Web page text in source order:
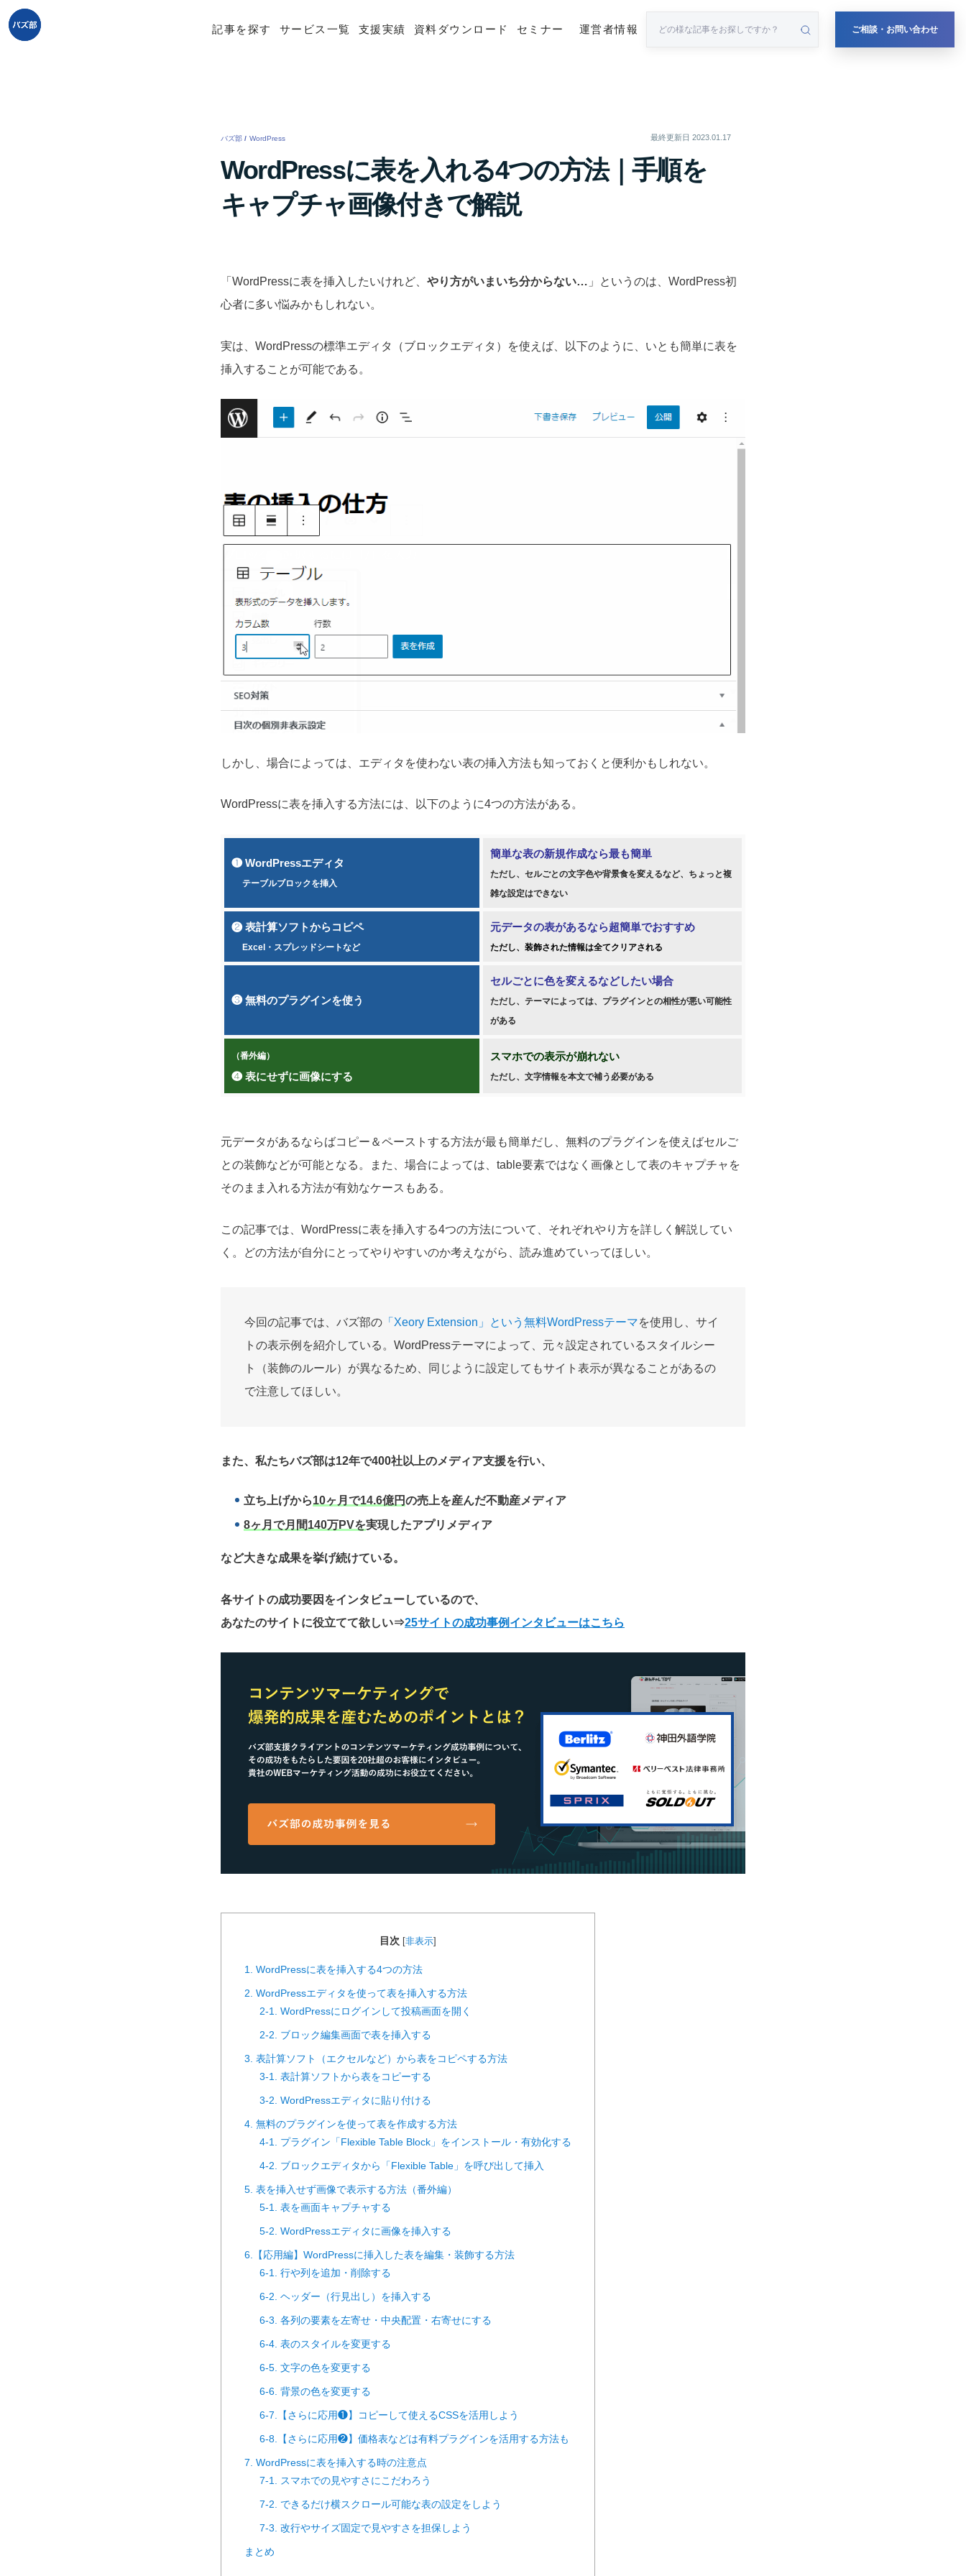
記事を探す サービス一覧 支援実績 資料ダウンロード セミナー 運営者情報 ご相談・お問い合わせ
バズ部 / WordPress 最終更新日 2023.01.17
WordPressに表を入れる4つの方法｜手順を
キャプチャ画像付きで解説
「WordPressに表を挿入したいけれど、 やり方がいまいち分からない… 」というのは、WordPress初
心者に多い悩みかもしれない。
実は、WordPressの標準エディタ（ブロックエディタ）を使えば、以下のように、いとも簡単に表を
挿入することが可能である。
しかし、場合によっては、エディタを使わない表の挿入方法も知っておくと便利かもしれない。
WordPressに表を挿入する方法には、以下のように4つの方法がある。
❶ WordPressエディタ
テーブルブロックを挿入
簡単な表の新規作成なら最も簡単
ただし、セルごとの文字色や背景食を変えるなど、ちょっと複
雑な設定はできない
❷ 表計算ソフトからコピペ
Excel・スプレッドシートなど
元データの表があるなら超簡単でおすすめ
ただし、装飾された情報は全てクリアされる
❸ 無料のプラグインを使う
セルごとに色を変えるなどしたい場合
ただし、テーマによっては、プラグインとの相性が悪い可能性
がある
（番外編）
❹ 表にせずに画像にする
スマホでの表示が崩れない
ただし、文字情報を本文で補う必要がある
元データがあるならばコピー＆ペーストする方法が最も簡単だし、無料のプラグインを使えばセルご
との装飾などが可能となる。また、場合によっては、table要素ではなく画像として表のキャプチャを
そのまま入れる方法が有効なケースもある。
この記事では、WordPressに表を挿入する4つの方法について、それぞれやり方を詳しく解説してい
く。どの方法が自分にとってやりやすいのか考えながら、読み進めていってほしい。
今回の記事では、バズ部の 「Xeory Extension」という無料WordPressテーマを使用し、サイ
トの表示例を紹介している。WordPressテーマによって、元々設定されているスタイルシー
ト（装飾のルール）が異なるため、同じように設定してもサイト表示が異なることがあるの
で注意してほしい。
また、私たちバズ部は12年で400社以上のメディア支援を行い、
立ち上げから10ヶ月で14.6億円の売上を産んだ不動産メディア
8ヶ月で月間140万PVを実現したアプリメディア
など大きな成果を挙げ続けている。
各サイトの成功要因をインタビューしているので、
あなたのサイトに役立てて欲しい⇒25サイトの成功事例インタビューはこちら
目次 非表示
1. WordPressに表を挿入する4つの方法
2. WordPressエディタを使って表を挿入する方法
2-1. WordPressにログインして投稿画面を開く
2-2. ブロック編集画面で表を挿入する
3. 表計算ソフト（エクセルなど）から表をコピペする方法
3-1. 表計算ソフトから表をコピーする
3-2. WordPressエディタに貼り付ける
4. 無料のプラグインを使って表を作成する方法
4-1. プラグイン「Flexible Table Block」をインストール・有効化する
4-2. ブロックエディタから「Flexible Table」を呼び出して挿入
5. 表を挿入せず画像で表示する方法（番外編）
5-1. 表を画面キャプチャする
5-2. WordPressエディタに画像を挿入する
6.【応用編】WordPressに挿入した表を編集・装飾する方法
6-1. 行や列を追加・削除する
6-2. ヘッダー（行見出し）を挿入する
6-3. 各列の要素を左寄せ・中央配置・右寄せにする
6-4. 表のスタイルを変更する
6-5. 文字の色を変更する
6-6. 背景の色を変更する
6-7.【さらに応用❶】コピーして使えるCSSを活用しよう
6-8.【さらに応用❷】価格表などは有料プラグインを活用する方法も
7. WordPressに表を挿入する時の注意点
7-1. スマホでの見やすさにこだわろう
7-2. できるだけ横スクロール可能な表の設定をしよう
7-3. 改行やサイズ固定で見やすさを担保しよう
まとめ